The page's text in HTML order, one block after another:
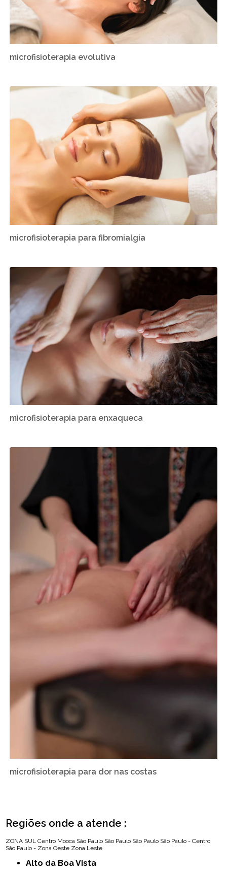
microfisioterapia evolutiva
microfisioterapia para fibromialgia
microfisioterapia para enxaqueca
microfisioterapia para dor nas costas
Regiões onde a atende :
ZONA SUL Centro Mooca São Paulo São Paulo São Paulo São Paulo - Centro
São Paulo - Zona Oeste Zona Leste
Alto da Boa Vista